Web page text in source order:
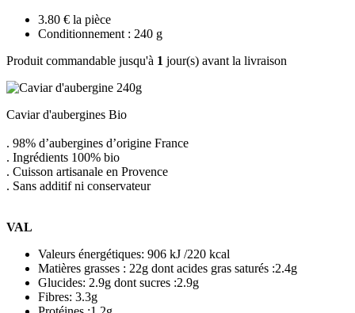
3.80 € la pièce
Conditionnement : 240 g
Produit commandable jusqu'à 1 jour(s) avant la livraison
Caviar d'aubergines Bio
. 98% d’aubergines d’origine France
. Ingrédients 100% bio
. Cuisson artisanale en Provence
. Sans additif ni conservateur
VAL
Valeurs énergétiques: 906 kJ /220 kcal
Matières grasses : 22g dont acides gras saturés :2.4g
Glucides: 2.9g dont sucres :2.9g
Fibres: 3.3g